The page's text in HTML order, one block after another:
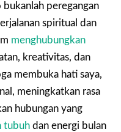
bukanlah peregangan
spiritual dan
menghubungkan
kreativitas, dan
membuka hati saya,
meningkatkan rasa
hubungan yang
tubuh dan energi bulan